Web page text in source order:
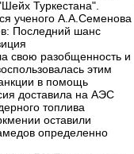
Туркестана".
ученого А.А.Семенова
Последний шанс
свою разобщенность и
этим
в помощь
доставила на АЭС
топлива
оставили
определенно